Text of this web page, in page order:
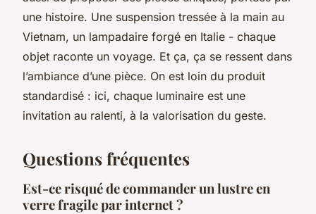
une histoire. Une suspension tressée à la main au
Vietnam, un lampadaire forgé en Italie - chaque
objet raconte un voyage. Et ça, ça se ressent dans
l’ambiance d’une pièce. On est loin du produit
standardisé : ici, chaque luminaire est une
invitation au ralenti, à la valorisation du geste.
Questions fréquentes
Est-ce risqué de commander un lustre en
verre fragile par internet ?